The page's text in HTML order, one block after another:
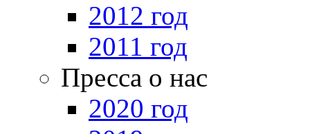
2012 год
2011 год
Пресса о нас
2020 год